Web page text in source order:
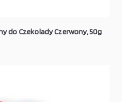
do Czekolady Czerwony, 50g